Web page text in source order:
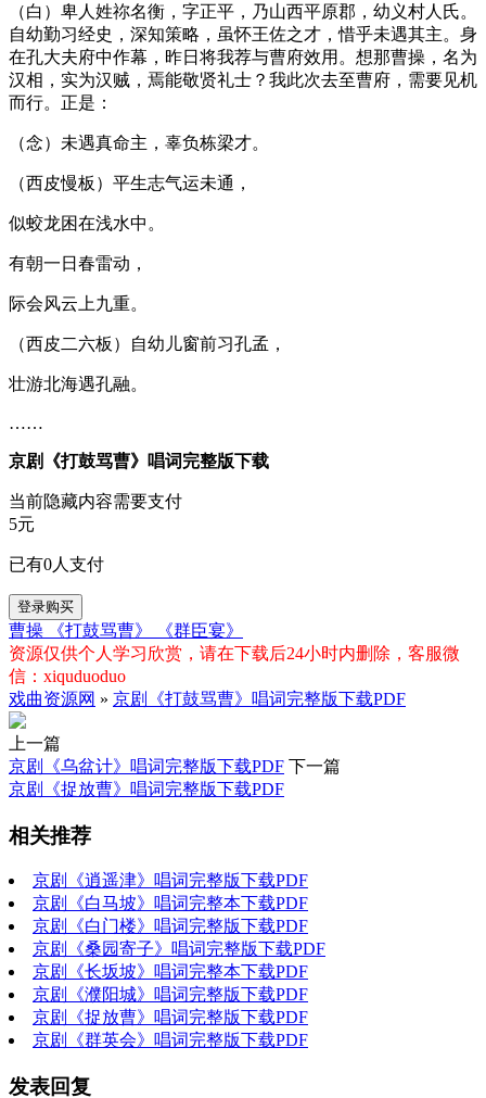
（白）卑人姓祢名衡，字正平，乃山西平原郡，幼义村人氏。
自幼勤习经史，深知策略，虽怀王佐之才，惜乎未遇其主。身
在孔大夫府中作幕，昨日将我荐与曹府效用。想那曹操，名为
汉相，实为汉贼，焉能敬贤礼士？我此次去至曹府，需要见机
而行。正是：
（念）未遇真命主，辜负栋梁才。
（西皮慢板）平生志气运未通，
似蛟龙困在浅水中。
有朝一日春雷动，
际会风云上九重。
（西皮二六板）自幼儿窗前习孔孟，
壮游北海遇孔融。
……
京剧《打鼓骂曹》唱词完整版下载
当前隐藏内容需要支付
5元
已有0人支付
登录购买
曹操 《打鼓骂曹》
《群臣宴》
资源仅供个人学习欣赏，请在下载后24小时内删除，客服微
信：xiquduoduo
戏曲资源网 » 京剧《打鼓骂曹》唱词完整版下载PDF
上一篇
京剧《乌盆计》唱词完整版下载PDF 下一篇
京剧《捉放曹》唱词完整版下载PDF
相关推荐
京剧《逍遥津》唱词完整版下载PDF
京剧《白马坡》唱词完整本下载PDF
京剧《白门楼》唱词完整版下载PDF
京剧《桑园寄子》唱词完整版下载PDF
京剧《长坂坡》唱词完整本下载PDF
京剧《濮阳城》唱词完整版下载PDF
京剧《捉放曹》唱词完整版下载PDF
京剧《群英会》唱词完整版下载PDF
发表回复